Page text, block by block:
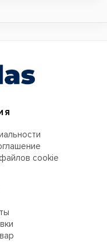
cookie